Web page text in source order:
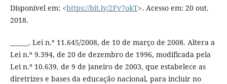
Disponível em: <https://bit.ly/2Fv7okT>. Acesso em: 20 out.
2018.
______. Lei n.º 11.645/2008, de 10 de março de 2008. Altera a
Lei n.º 9.394, de 20 de dezembro de 1996, modificada pela
Lei n.º 10.639, de 9 de janeiro de 2003, que estabelece as
diretrizes e bases da educação nacional, para incluir no